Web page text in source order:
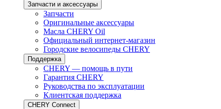
Запчасти и аксессуары
Запчасти
Оригинальные аксессуары
Масла CHERY Oil
Официальный интернет-магазин
Городские велосипеды CHERY
Поддержка
CHERY — помощь в пути
Гарантия CHERY
Руководства по эксплуатации
Клиентская поддержка
CHERY Connect